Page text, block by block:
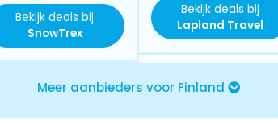
Bekijk deals bij
SnowTrex
Bekijk deals bij
Lapland Travel
Meer aanbieders voor Finland